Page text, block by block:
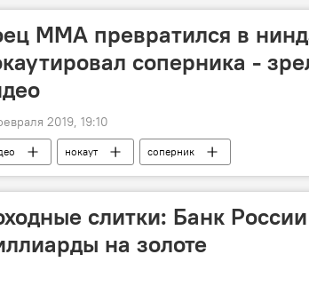
MMA превратился в
соперника -
2019, 19:10
нокаут соперник
слитки: Банк
на золоте